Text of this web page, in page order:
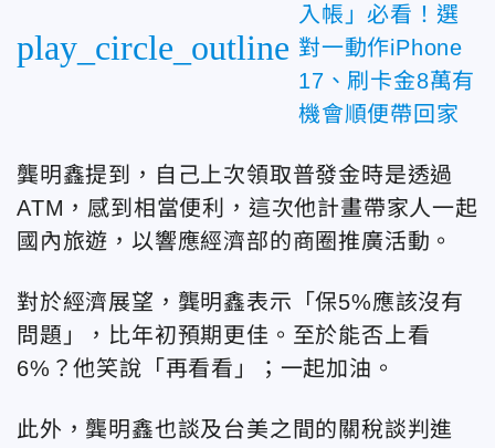
play_circle_outline
入帳」必看！選
對一動作iPhone
17、刷卡金8萬有
機會順便帶回家
龔明鑫提到，自己上次領取普發金時是透過
ATM，感到相當便利，這次他計畫帶家人一起
國內旅遊，以響應經濟部的商圈推廣活動。
對於經濟展望，龔明鑫表示「保5%應該沒有
問題」，比年初預期更佳。至於能否上看
6%？他笑說「再看看」；一起加油。
此外，龔明鑫也談及台美之間的關稅談判進